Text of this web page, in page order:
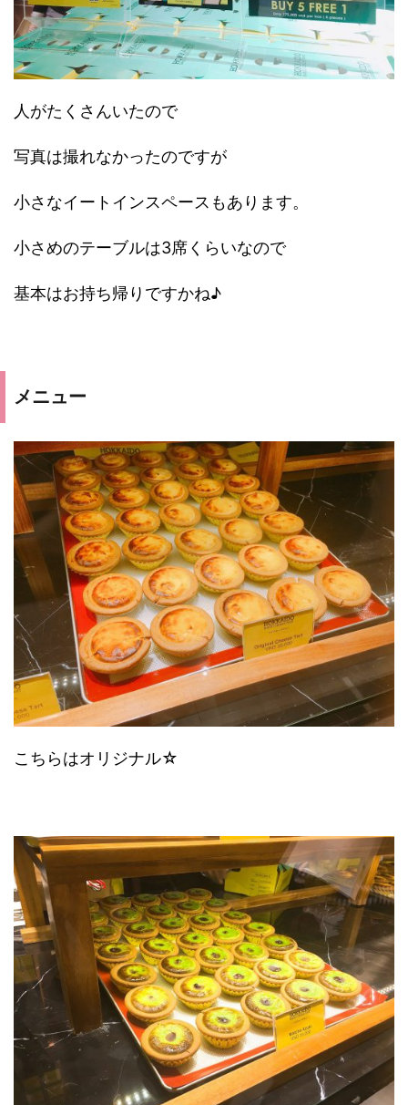
人がたくさんいたので
写真は撮れなかったのですが
小さなイートインスペースもあります。
小さめのテーブルは3席くらいなので
基本はお持ち帰りですかね♪
メニュー
こちらはオリジナル☆